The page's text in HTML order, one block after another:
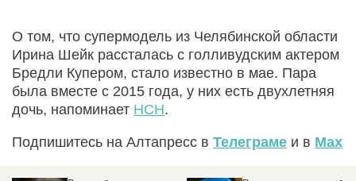
О том, что супермодель из Челябинской области
Ирина Шейк рассталась с голливудским актером
Бредли Купером, стало известно в мае. Пара
была вместе с 2015 года, у них есть двухлетняя
дочь, напоминает НСН.
Подпишитесь на Алтапресс в Телеграме и в Max